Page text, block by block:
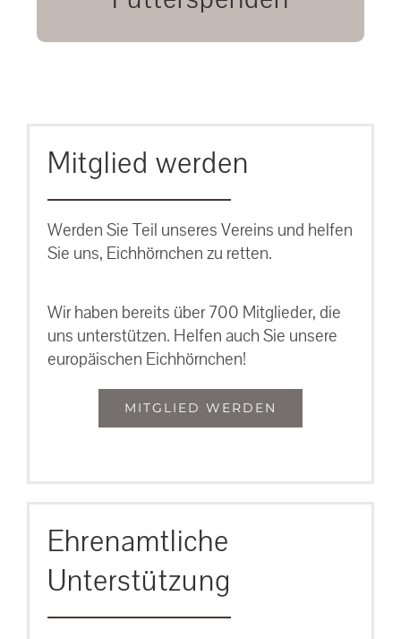
unsere Eichhörnchen.
Mitglied werden
Werden Sie Teil unseres Vereins und helfen
Sie uns, Eichhörnchen zu retten.
Wir haben bereits über 700 Mitglieder, die
uns unterstützen. Helfen auch Sie unsere
europäischen Eichhörnchen!
MITGLIED WERDEN
Ehrenamtliche
Unterstützung